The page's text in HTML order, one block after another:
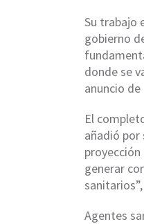
Su trabajo
gobierno
donde se
anuncio
El
añadió
generar
Agentes